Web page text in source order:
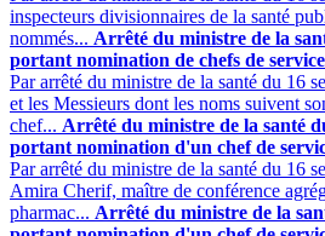
inspecteurs divisionnaires de la santé
nommés... Arrêté du ministre de la
portant nomination de chefs de
Par arrêté du ministre de la santé du 16
et les Messieurs dont les noms suivent
chef... Arrêté du ministre de la santé
portant nomination d'un chef de
Par arrêté du ministre de la santé du 16
Amira Cherif, maître de conférence
pharmac... Arrêté du ministre de la